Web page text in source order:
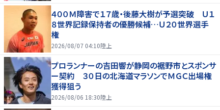
４００Ｍ障害で１７歳・後藤大樹が予選突破 Ｕ１
８世界記録保持者の優勝候補…Ｕ２０世界選手
権
2026/08/07 04:10陸上
プロランナーの吉田響が静岡の裾野市とスポンサ
ー契約 ３０日の北海道マラソンでＭＧＣ出場権
獲得狙う
2026/08/06 18:30陸上